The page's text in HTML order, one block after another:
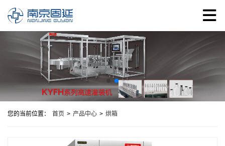
您的当前位置： 首页 > 产品中心 > 烘箱